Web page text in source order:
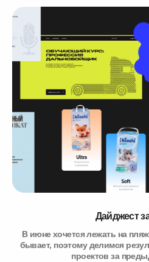
Дайджест
В июне хочется лежать на
бывает, поэтому делимся
проектов за